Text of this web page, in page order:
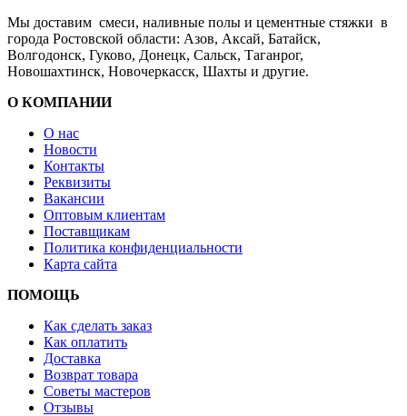
Мы доставим смеси, наливные полы и цементные стяжки в
города Ростовской области: Азов, Аксай, Батайск,
Волгодонск, Гуково, Донецк, Сальск, Таганрог,
Новошахтинск, Новочеркасск, Шахты и другие.
О КОМПАНИИ
О нас
Новости
Контакты
Реквизиты
Вакансии
Оптовым клиентам
Поставщикам
Политика конфиденциальности
Карта сайта
ПОМОЩЬ
Как сделать заказ
Как оплатить
Доставка
Возврат товара
Советы мастеров
Отзывы